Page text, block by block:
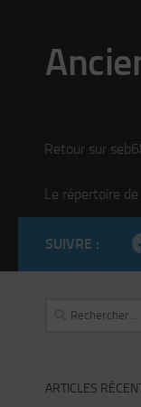
Retour sur
Le répertoire
SUIVRE :
Rechercher :
ARTICLES